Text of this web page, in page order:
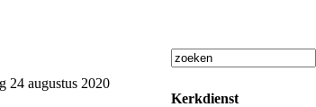
24 augustus 2020
Kerkdienst